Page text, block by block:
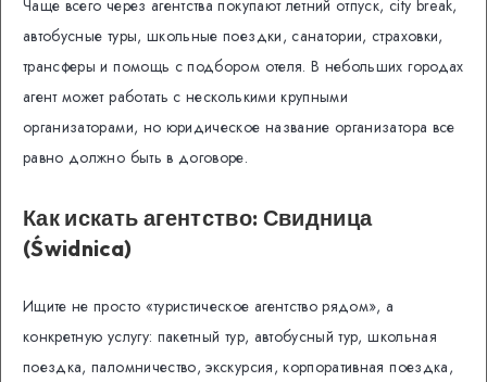
Чаще всего через агентства покупают летний отпуск, city break,
автобусные туры, школьные поездки, санатории, страховки,
трансферы и помощь с подбором отеля. В небольших городах
агент может работать с несколькими крупными
организаторами, но юридическое название организатора все
равно должно быть в договоре.
Как искать агентство: Свидница
(Świdnica)
Ищите не просто «туристическое агентство рядом», а
конкретную услугу: пакетный тур, автобусный тур, школьная
поездка, паломничество, экскурсия, корпоративная поездка,